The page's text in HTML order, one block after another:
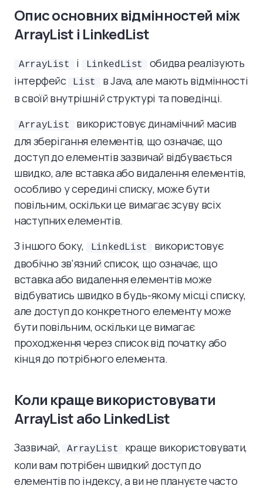
Опис основних відмінностей між
ArrayList і LinkedList
ArrayList і LinkedList
обидва реалізують
інтерфейс
List
в Java, але мають відмінності
в своїй внутрішній структурі та поведінці.
ArrayList
використовує динамічний масив
для зберігання елементів, що означає, що
доступ до елементів зазвичай відбувається
швидко, але вставка або видалення елементів,
особливо у середині списку, може бути
повільним, оскільки це вимагає зсуву всіх
наступних елементів.
З іншого боку,
LinkedList
використовує
двобічно зв'язний список, що означає, що
вставка або видалення елементів може
відбуватись швидко в будь-якому місці списку,
але доступ до конкретного елементу може
бути повільним, оскільки це вимагає
проходження через список від початку або
кінця до потрібного елемента.
Коли краще використовувати
ArrayList або LinkedList
Зазвичай, ArrayList
краще використовувати,
коли вам потрібен швидкий доступ до
елементів по індексу, а ви не плануєте часто